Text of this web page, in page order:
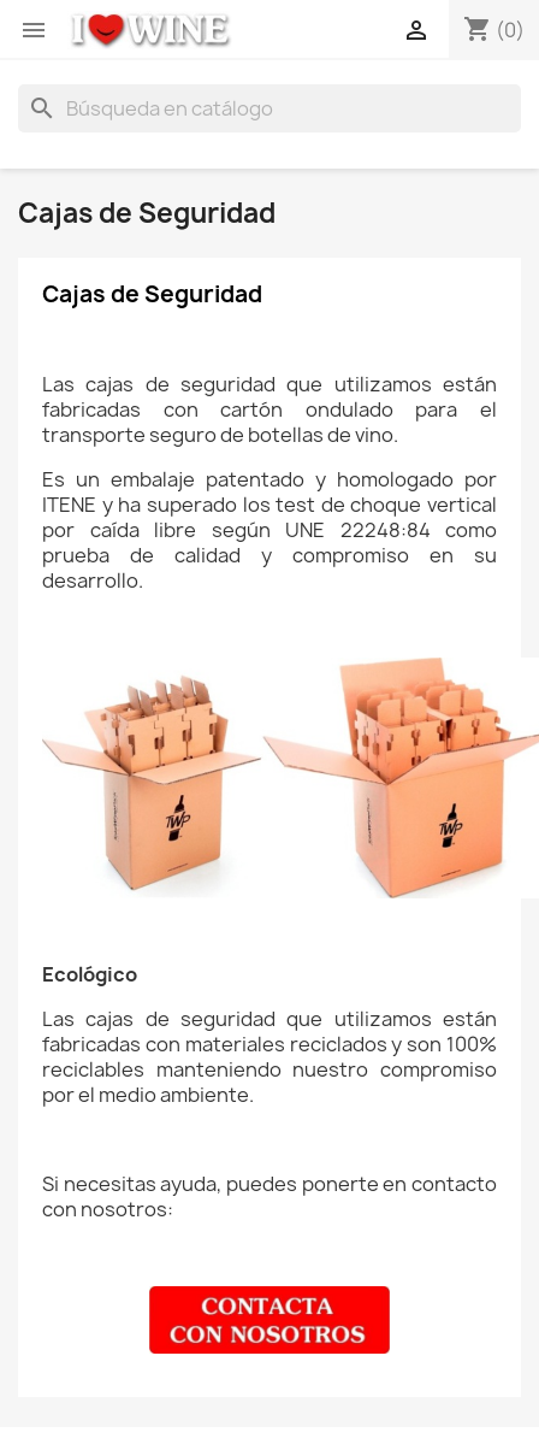
 shopping_cart (0)

search
Cajas de Seguridad
Cajas de Seguridad
Las cajas de seguridad que utilizamos están
fabricadas con cartón ondulado para el
transporte seguro de botellas de vino.
Es un embalaje patentado y homologado por
ITENE y ha superado los test de choque vertical
por caída libre según UNE 22248:84 como
prueba de calidad y compromiso en su
desarrollo.
Ecológico
Las cajas de seguridad que utilizamos están
fabricadas con materiales reciclados y son 100%
reciclables manteniendo nuestro compromiso
por el medio ambiente.
Si necesitas ayuda, puedes ponerte en contacto
con nosotros: